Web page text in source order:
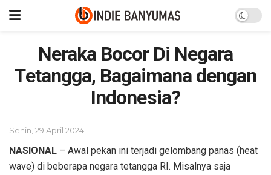
Neraka Bocor Di Negara
Tetangga, Bagaimana dengan
Indonesia?
Senin, 29 April 2024
NASIONAL – Awal pekan ini terjadi gelombang panas (heat
wave) di beberapa negara tetangga RI. Misalnya saja